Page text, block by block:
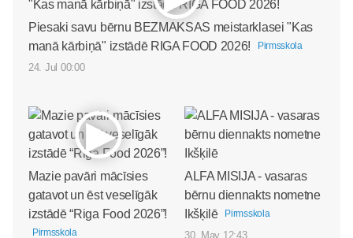
Piesaki savu bērnu BEZMAKSAS meistarklasei "Kas
manā kārbiņā" izstādē RIGA FOOD 2026!
Pirmsskola
24. Jul 00:00
Mazie pavāri mācīsies
gatavot un ēst veselīgāk
izstādē “Riga Food 2026”!
Pirmsskola
ALFA MISIJA - vasaras
bērnu diennakts nometne
Ikšķilē
Pirmsskola
30. May 12:43